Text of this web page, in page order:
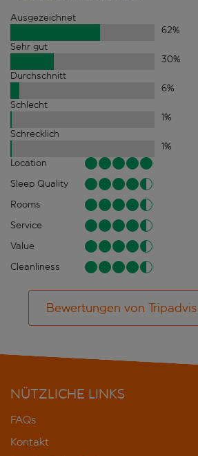
Ausgezeichnet
62%
Sehr gut
30%
Durchschnitt
6%
Schlecht
1%
Schrecklich
1%
Location
Sleep Quality
Rooms
Service
Value
Cleanliness
Bewertungen von
NÜTZLICHE LINKS
FAQs
Kontakt